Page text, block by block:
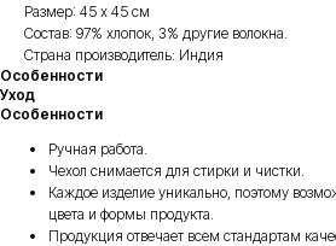
Размер: 45 х 45 см
Состав: 97% хлопок, 3% другие волокна.
Страна производитель: Индия
Особенности
Уход
Особенности
Ручная работа.
Чехол снимается для стирки и чистки.
Каждое изделие уникально, поэтому
цвета и формы продукта.
Продукция отвечает всем стандартам